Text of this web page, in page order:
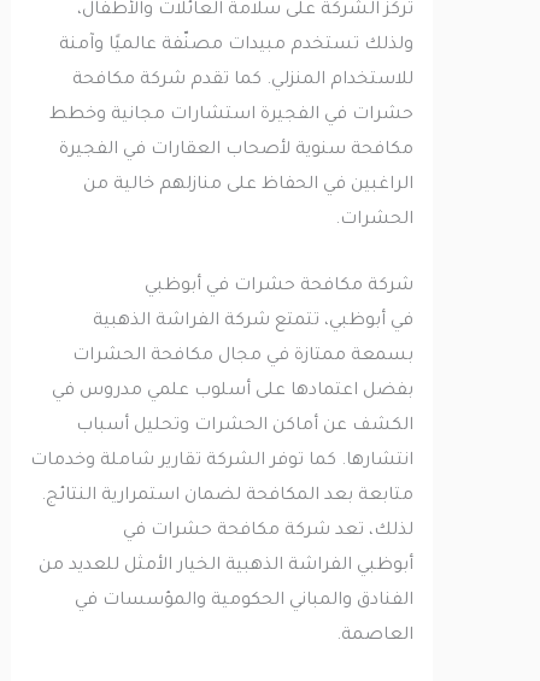
تركز الشركة على سلامة العائلات والأطفال،
ولذلك تستخدم مبيدات مصنّفة عالميًا وآمنة
للاستخدام المنزلي. كما تقدم شركة مكافحة
حشرات في الفجيرة استشارات مجانية وخطط
مكافحة سنوية لأصحاب العقارات في الفجيرة
الراغبين في الحفاظ على منازلهم خالية من
الحشرات.
شركة مكافحة حشرات في أبوظبي
في أبوظبي، تتمتع شركة الفراشة الذهبية
بسمعة ممتازة في مجال مكافحة الحشرات
بفضل اعتمادها على أسلوب علمي مدروس في
الكشف عن أماكن الحشرات وتحليل أسباب
انتشارها. كما توفر الشركة تقارير شاملة وخدمات
متابعة بعد المكافحة لضمان استمرارية النتائج.
لذلك، تعد شركة مكافحة حشرات في
أبوظبي الفراشة الذهبية الخيار الأمثل للعديد من
الفنادق والمباني الحكومية والمؤسسات في
العاصمة.